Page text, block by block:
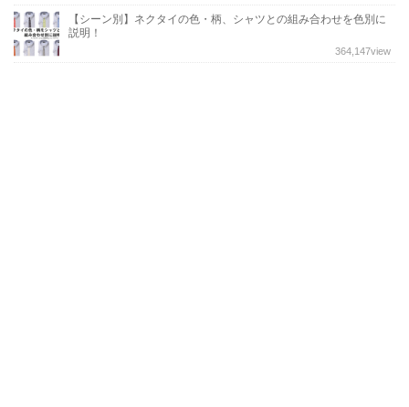
【シーン別】ネクタイの色・柄、シャツとの組み合わせを色別に
説明！
364,147view